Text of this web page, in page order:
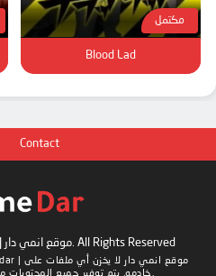
مكتمل
Blood Lad
Contact
Copyright © 2026 Animedar | موقع انمي دار. All Rights Reserved
Animedar | موقع انمي دار لا يخزن أي ملفات على
خادمه. يتم توفير جميع المحتويات من قبل أطراف ثالثة غير مرتبطة.